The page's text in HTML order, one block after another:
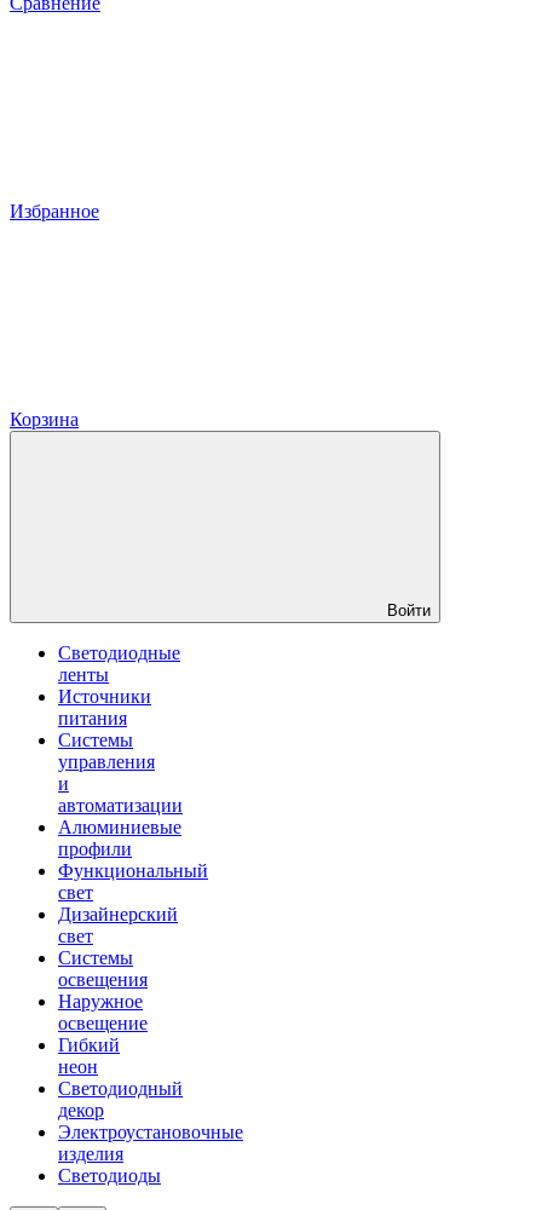
Избранное
Корзина
Войти
Светодиодные
ленты
Источники
питания
Системы
управления
и
автоматизации
Алюминиевые
профили
Функциональный
свет
Дизайнерский
свет
Системы
освещения
Наружное
освещение
Гибкий
неон
Светодиодный
декор
Электроустановочные
изделия
Светодиоды